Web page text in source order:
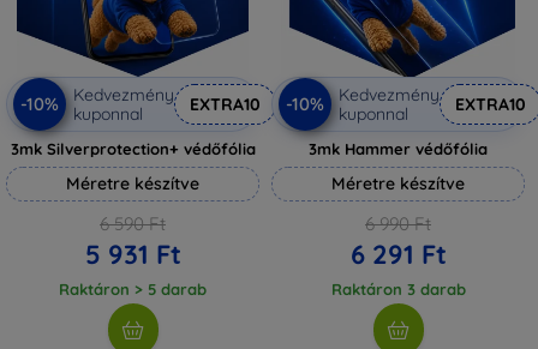
-10%
Kedvezmény
kuponnal
EXTRA10
3mk Silverprotection+ védőfólia
Méretre készítve
6 590 Ft
5 931 Ft
Raktáron > 5 darab
-10%
Kedvezmény
kuponnal
EXTRA10
3mk Hammer védőfólia
Méretre készítve
6 990 Ft
6 291 Ft
Raktáron 3 darab